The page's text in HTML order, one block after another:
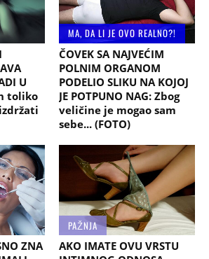
U
toliko
MA, DA LI JE OVO REALNO?!
ČOVEK SA NAJVEĆIM
POLNIM ORGANOM
PODELIO SLIKU NA KOJOJ
JE POTPUNO NAG: Zbog
veličine je mogao sam
sebe... (FOTO)
ZNA
PAŽNJA
AKO IMATE OVU VRSTU